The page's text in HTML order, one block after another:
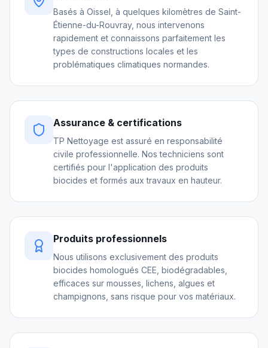
Basés à Oissel, à quelques kilomètres de Saint-
Étienne-du-Rouvray, nous intervenons
rapidement et connaissons parfaitement les
types de constructions locales et les
problématiques climatiques normandes.
Assurance & certifications
TP Nettoyage est assuré en responsabilité
civile professionnelle. Nos techniciens sont
certifiés pour l'application des produits
biocides et formés aux travaux en hauteur.
Produits professionnels
Nous utilisons exclusivement des produits
biocides homologués CEE, biodégradables,
efficaces sur mousses, lichens, algues et
champignons, sans risque pour vos matériaux.